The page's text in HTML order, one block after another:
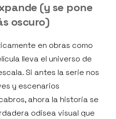
(y se pone
oscuro)
en obras como
lleva el universo de
Si antes la serie nos
y escenarios
ahora la historia se
odisea visual que